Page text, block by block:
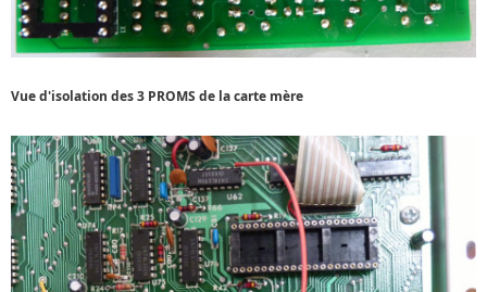
Vue d'isolation des 3 PROMS de la carte mère